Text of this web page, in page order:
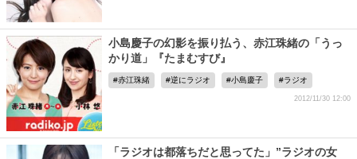
小島慶子の幻影を振り払う、赤江珠緒の「うっ
かり道」『たまむすび』
赤江珠緒 逆にラジオ 小島慶子 ラジオ
2012/11/30 12:00
「ラジオは都落ちだと思ってた」”ラジオの女